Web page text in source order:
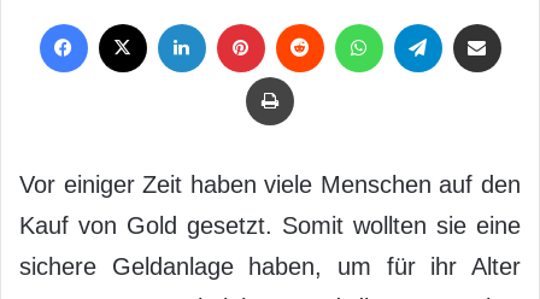
Drucken
Vor einiger Zeit haben viele Menschen auf den
Kauf von Gold gesetzt. Somit wollten sie eine
sichere Geldanlage haben, um für ihr Alter